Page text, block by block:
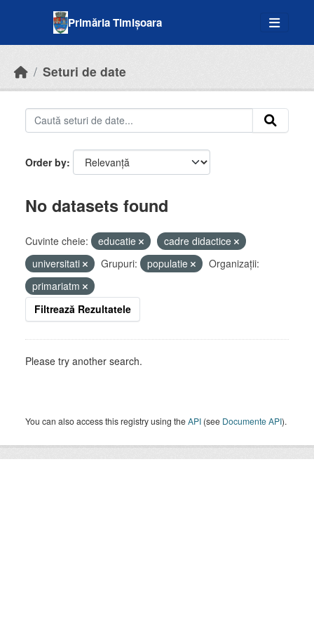
Primăria Timișoara
Seturi de date
Order by
No datasets found
Cuvinte cheie: educatie
cadre didactice
universitati
Grupuri: populatie
Organizații:
primariatm
Filtrează Rezultatele
Please try another search.
You can also access this registry using theAPI (see Documente API).